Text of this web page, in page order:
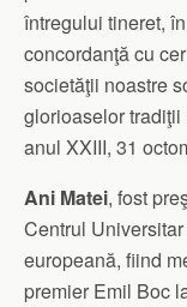
întregului tineret,
concordanţă cu
societăţii noastre
glorioaselor tradiţii
anul XXIII, 31
Ani Matei, fost
Centrul
europeană, fiind
premier Emil Boc